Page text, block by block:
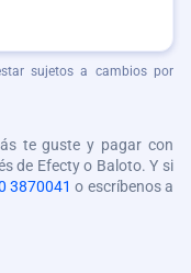
sujetos a cambios por
te guste y pagar con
de Efecty o Baloto. Y si
3870041 o escríbenos a